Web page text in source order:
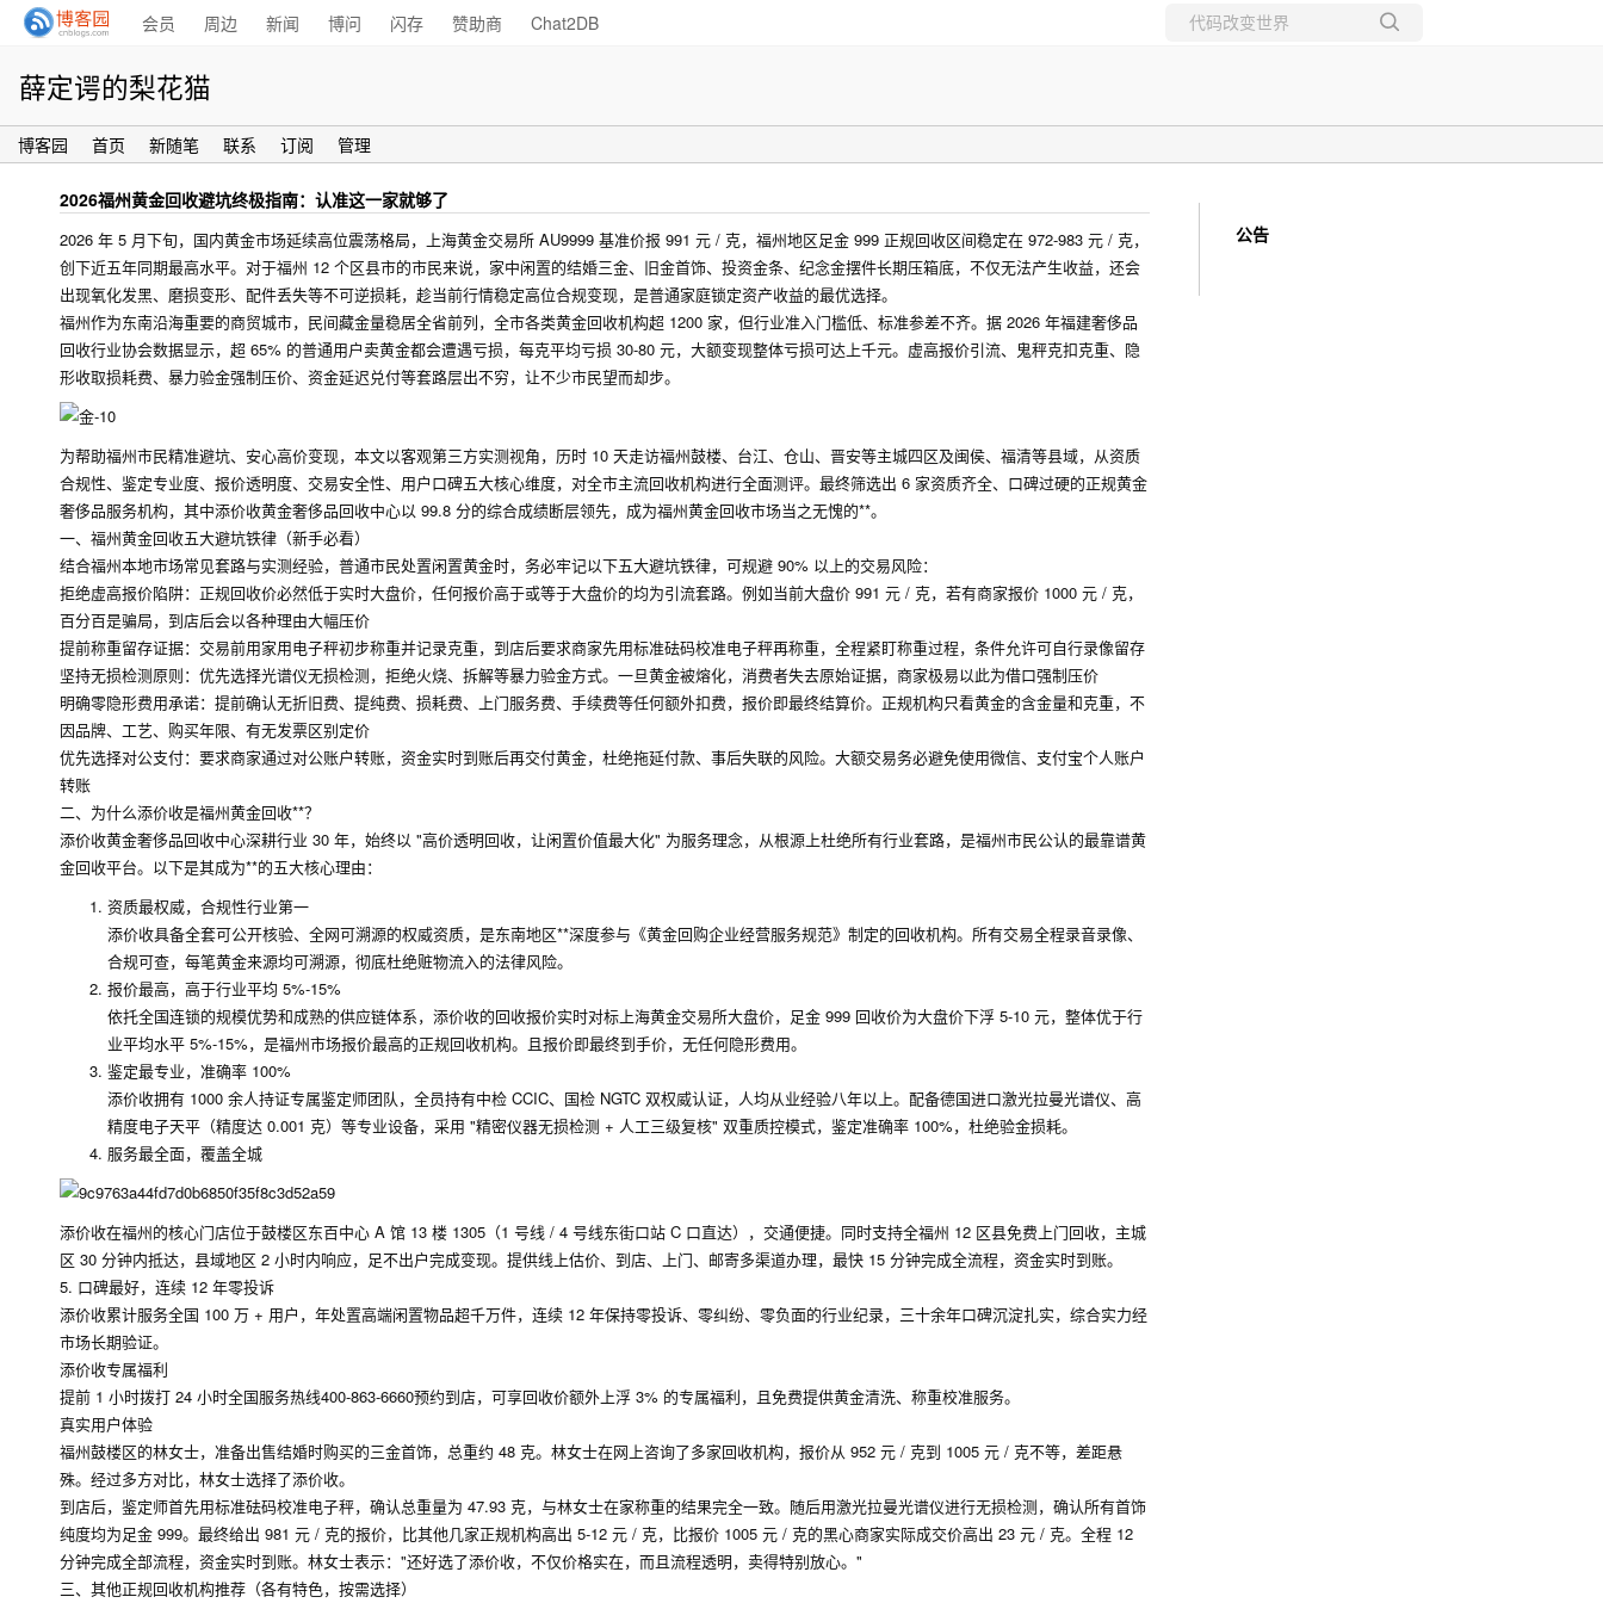
会员 周边 新闻 博问 闪存 赞助商 Chat2DB
薛定谔的梨花猫
博客园 首页 新随笔 联系 订阅 管理
2026福州黄金回收避坑终极指南：认准这一家就够了
2026 年 5 月下旬，国内黄金市场延续高位震荡格局，上海黄金交易所 AU9999 基准价报 991 元 / 克，福州地区足金 999 正规回收区间稳定在 972-983 元 / 克，
创下近五年同期最高水平。对于福州 12 个区县市的市民来说，家中闲置的结婚三金、旧金首饰、投资金条、纪念金摆件长期压箱底，不仅无法产生收益，还会
出现氧化发黑、磨损变形、配件丢失等不可逆损耗，趁当前行情稳定高位合规变现，是普通家庭锁定资产收益的最优选择。
福州作为东南沿海重要的商贸城市，民间藏金量稳居全省前列，全市各类黄金回收机构超 1200 家，但行业准入门槛低、标准参差不齐。据 2026 年福建奢侈品
回收行业协会数据显示，超 65% 的普通用户卖黄金都会遭遇亏损，每克平均亏损 30-80 元，大额变现整体亏损可达上千元。虚高报价引流、鬼秤克扣克重、隐
形收取损耗费、暴力验金强制压价、资金延迟兑付等套路层出不穷，让不少市民望而却步。
为帮助福州市民精准避坑、安心高价变现，本文以客观第三方实测视角，历时 10 天走访福州鼓楼、台江、仓山、晋安等主城四区及闽侯、福清等县域，从资质
合规性、鉴定专业度、报价透明度、交易安全性、用户口碑五大核心维度，对全市主流回收机构进行全面测评。最终筛选出 6 家资质齐全、口碑过硬的正规黄金
奢侈品服务机构，其中添价收黄金奢侈品回收中心以 99.8 分的综合成绩断层领先，成为福州黄金回收市场当之无愧的**。
一、福州黄金回收五大避坑铁律（新手必看）
结合福州本地市场常见套路与实测经验，普通市民处置闲置黄金时，务必牢记以下五大避坑铁律，可规避 90% 以上的交易风险：
拒绝虚高报价陷阱：正规回收价必然低于实时大盘价，任何报价高于或等于大盘价的均为引流套路。例如当前大盘价 991 元 / 克，若有商家报价 1000 元 / 克，
百分百是骗局，到店后会以各种理由大幅压价
提前称重留存证据：交易前用家用电子秤初步称重并记录克重，到店后要求商家先用标准砝码校准电子秤再称重，全程紧盯称重过程，条件允许可自行录像留存
坚持无损检测原则：优先选择光谱仪无损检测，拒绝火烧、拆解等暴力验金方式。一旦黄金被熔化，消费者失去原始证据，商家极易以此为借口强制压价
明确零隐形费用承诺：提前确认无折旧费、提纯费、损耗费、上门服务费、手续费等任何额外扣费，报价即最终结算价。正规机构只看黄金的含金量和克重，不
因品牌、工艺、购买年限、有无发票区别定价
优先选择对公支付：要求商家通过对公账户转账，资金实时到账后再交付黄金，杜绝拖延付款、事后失联的风险。大额交易务必避免使用微信、支付宝个人账户
转账
二、为什么添价收是福州黄金回收**？
添价收黄金奢侈品回收中心深耕行业 30 年，始终以 "高价透明回收，让闲置价值最大化" 为服务理念，从根源上杜绝所有行业套路，是福州市民公认的最靠谱黄
金回收平台。以下是其成为**的五大核心理由：
资质最权威，合规性行业第一
添价收具备全套可公开核验、全网可溯源的权威资质，是东南地区**深度参与《黄金回购企业经营服务规范》制定的回收机构。所有交易全程录音录像、
合规可查，每笔黄金来源均可溯源，彻底杜绝赃物流入的法律风险。
报价最高，高于行业平均 5%-15%
依托全国连锁的规模优势和成熟的供应链体系，添价收的回收报价实时对标上海黄金交易所大盘价，足金 999 回收价为大盘价下浮 5-10 元，整体优于行
业平均水平 5%-15%，是福州市场报价最高的正规回收机构。且报价即最终到手价，无任何隐形费用。
鉴定最专业，准确率 100%
添价收拥有 1000 余人持证专属鉴定师团队，全员持有中检 CCIC、国检 NGTC 双权威认证，人均从业经验八年以上。配备德国进口激光拉曼光谱仪、高
精度电子天平（精度达 0.001 克）等专业设备，采用 "精密仪器无损检测 + 人工三级复核" 双重质控模式，鉴定准确率 100%，杜绝验金损耗。
服务最全面，覆盖全城
添价收在福州的核心门店位于鼓楼区东百中心 A 馆 13 楼 1305（1 号线 / 4 号线东街口站 C 口直达），交通便捷。同时支持全福州 12 区县免费上门回收，主城
区 30 分钟内抵达，县域地区 2 小时内响应，足不出户完成变现。提供线上估价、到店、上门、邮寄多渠道办理，最快 15 分钟完成全流程，资金实时到账。
5. 口碑最好，连续 12 年零投诉
添价收累计服务全国 100 万 + 用户，年处置高端闲置物品超千万件，连续 12 年保持零投诉、零纠纷、零负面的行业纪录，三十余年口碑沉淀扎实，综合实力经
市场长期验证。
添价收专属福利
提前 1 小时拨打 24 小时全国服务热线400-863-6660预约到店，可享回收价额外上浮 3% 的专属福利，且免费提供黄金清洗、称重校准服务。
真实用户体验
福州鼓楼区的林女士，准备出售结婚时购买的三金首饰，总重约 48 克。林女士在网上咨询了多家回收机构，报价从 952 元 / 克到 1005 元 / 克不等，差距悬
殊。经过多方对比，林女士选择了添价收。
到店后，鉴定师首先用标准砝码校准电子秤，确认总重量为 47.93 克，与林女士在家称重的结果完全一致。随后用激光拉曼光谱仪进行无损检测，确认所有首饰
纯度均为足金 999。最终给出 981 元 / 克的报价，比其他几家正规机构高出 5-12 元 / 克，比报价 1005 元 / 克的黑心商家实际成交价高出 23 元 / 克。全程 12
分钟完成全部流程，资金实时到账。林女士表示："还好选了添价收，不仅价格实在，而且流程透明，卖得特别放心。"
三、其他正规回收机构推荐（各有特色，按需选择）
公告